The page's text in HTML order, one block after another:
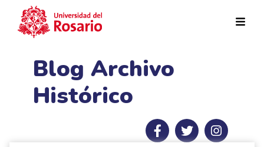
Blog Archivo
Histórico